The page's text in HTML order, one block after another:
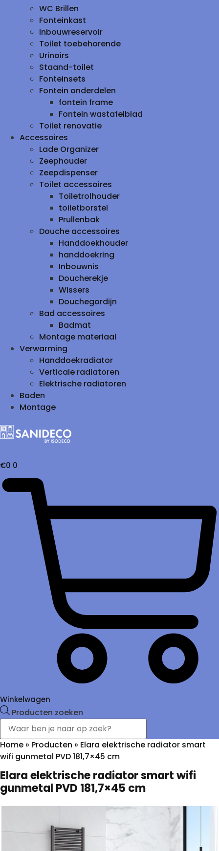
WC Brillen
Fonteinkast
Inbouwreservoir
Toilet toebehorende
Urinoirs
Staand-toilet
Fonteinsets
Fontein onderdelen
fontein frame
Fontein wastafelblad
Toilet renovatie
Accessoires
Lade Organizer
Zeephouder
Zeepdispenser
Toilet accessoires
Toiletrolhouder
toiletborstel
Prullenbak
Douche accessoires
Handdoekhouder
handdoekring
Inbouwnis
Doucherekje
Wissers
Douchegordijn
Bad accessoires
Badmat
Montage materiaal
Verwarming
Handdoekradiator
Verticale radiatoren
Elektrische radiatoren
Baden
Montage
€0 0
Winkelwagen
Producten zoeken
Home » Producten » Elara elektrische radiator smart
wifi gunmetal PVD 181,7×45 cm
Elara elektrische radiator smart wifi
gunmetal PVD 181,7×45 cm